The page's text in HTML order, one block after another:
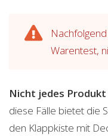
Warentest,
Nicht jedes
diese Fälle bietet die
den Klappkiste mit